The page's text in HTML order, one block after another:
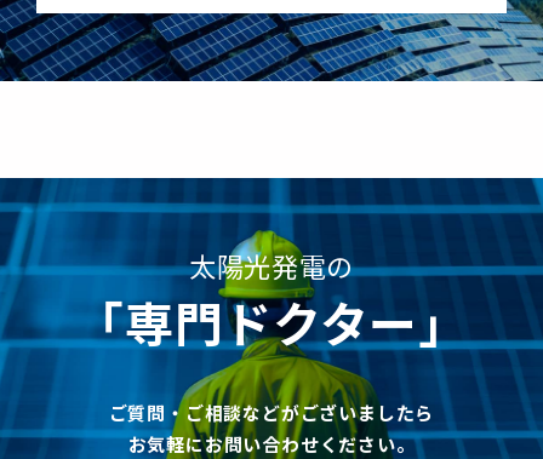
太陽光発電の
｢専門ドクター｣
ご質問・ご相談などがございましたら
お気軽にお問い合わせください。